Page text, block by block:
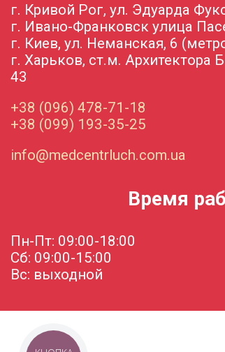
г. Кривой Рог, ул. Эдуарда
г. Ивано-Франковск улица
г. Киев, ул. Неманская, 6
г. Харьков, ст.м. Архитектора
43
+38 (096) 478-71-18
+38 (099) 193-35-25
info@medcentrluch.com.ua
Время
Пн-Пт: 09:00-18:00
Сб: 09:00-15:00
Вс: выходной